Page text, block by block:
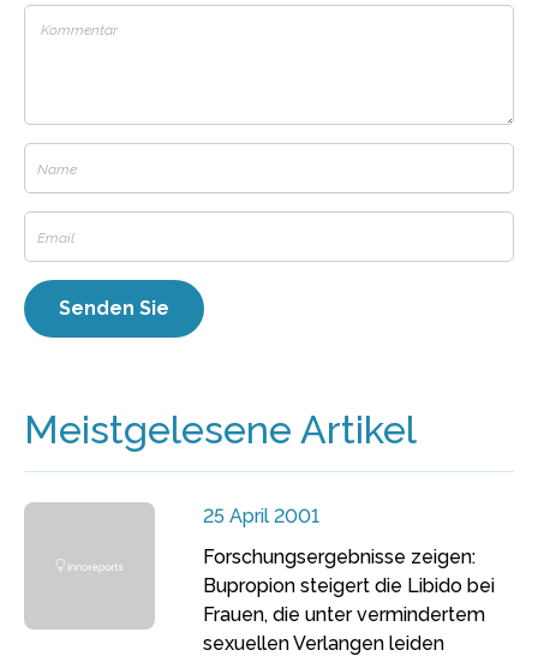
Meistgelesene Artikel
25 April 2001
Forschungsergebnisse zeigen:
Bupropion steigert die Libido bei
Frauen, die unter vermindertem
sexuellen Verlangen leiden